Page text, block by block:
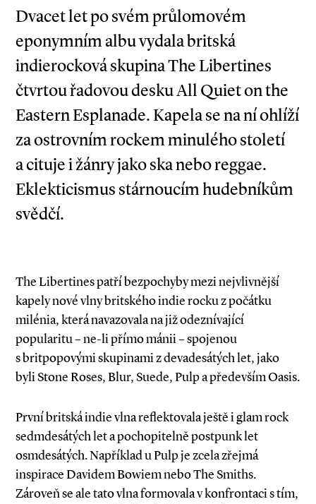
Dvacet let po svém průlomovém
eponymním albu vydala britská
indierocková skupina The Libertines
čtvrtou řadovou desku All Quiet on the
Eastern Esplanade. Kapela se na ní ohlíží
za ostrovním rockem minulého století
a cituje i žánry jako ska nebo reggae.
Eklekticismus stárnoucím hudebníkům
svědčí.
The Libertines patří bezpochyby mezi nejvlivnější
kapely nové vlny britského indie rocku z počátku
milénia, která navazovala na již odeznívající
popularitu – ne­-li přímo mánii – spojenou
s britpopovými skupinami z devadesátých let, jako
byli Stone Roses, Blur, ­Suede, Pulp a především Oasis.
První britská indie vlna reflektovala ještě i glam rock
sedmdesátých let a pochopitelně postpunk let
osmdesátých. Například u Pulp je zcela zřejmá
inspirace Davidem Bowiem nebo The Smiths.
Zároveň se ale tato vlna formovala v konfrontaci s tím,